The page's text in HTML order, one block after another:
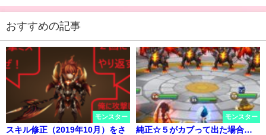
おすすめの記事
モンスター
スキル修正（2019年10月）をさ
モンスター
純正☆５がカブって出た場合…